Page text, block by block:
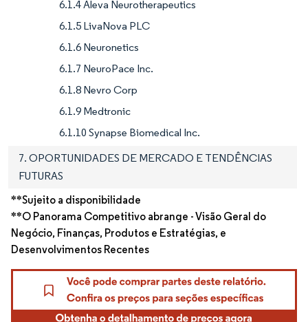
6.1.4 Aleva Neurotherapeutics
6.1.5 LivaNova PLC
6.1.6 Neuronetics
6.1.7 NeuroPace Inc.
6.1.8 Nevro Corp
6.1.9 Medtronic
6.1.10 Synapse Biomedical Inc.
7. OPORTUNIDADES DE MERCADO E TENDÊNCIAS
FUTURAS
**Sujeito a disponibilidade
**O Panorama Competitivo abrange - Visão Geral do
Negócio, Finanças, Produtos e Estratégias, e
Desenvolvimentos Recentes